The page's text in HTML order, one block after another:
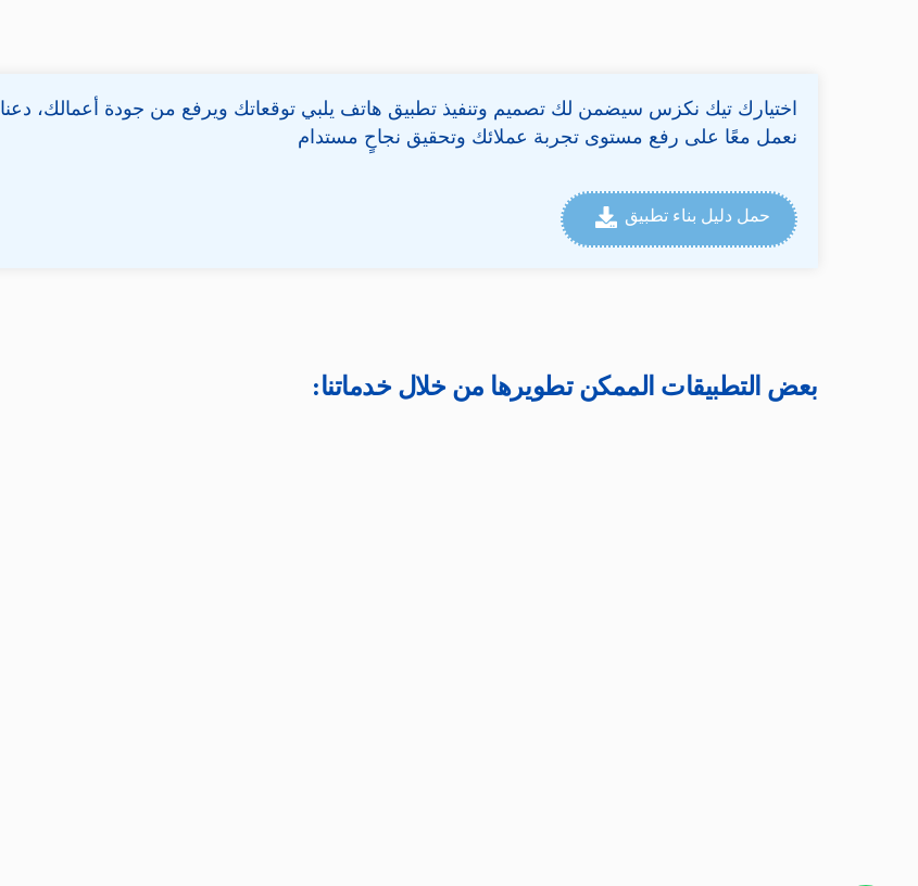
اختيارك تيك نكزس سيضمن لك تصميم وتنفيذ تطبيق هاتف يلبي توقعاتك ويرفع من جودة أعمالك، دعنا
نعمل معًا على رفع مستوى تجربة عملائك وتحقيق نجاحٍ مستدام
حمل دليل بناء تطبيق
بعض التطبيقات الممكن تطويرها من خلال خدماتنا: